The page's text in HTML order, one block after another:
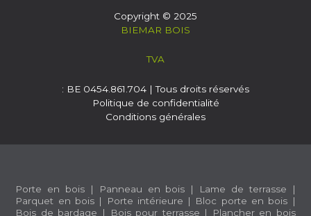
Copyright © 2025
BIEMAR BOIS
TVA
: BE 0454.861.704 | Tous droits réservés
Politique de confidentialité
Conditions générales
Porte en bois | Panneau en bois | Lame de terrasse |
Parquet en bois | Porte intérieure | Bloc porte en bois |
Bois de bardage | Bois pour terrasse |
Plancher en bois